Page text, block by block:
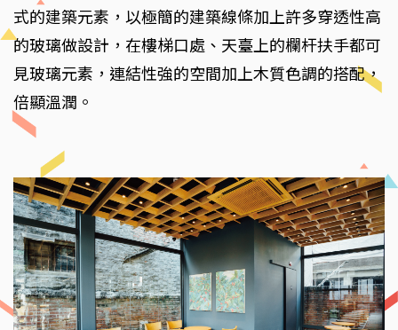
式的建築元素，以極簡的建築線條加上許多穿透性高
的玻璃做設計，在樓梯口處、天臺上的欄杆扶手都可
見玻璃元素，連結性強的空間加上木質色調的搭配，
倍顯溫潤。